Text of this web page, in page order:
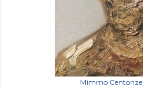
Mimmo Centonze,